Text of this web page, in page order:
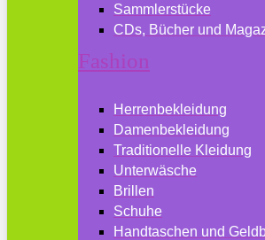
Sammlerstücke
CDs, Bücher und
Fashion
Herrenbekleidung
Damenbekleidung
Traditionelle Kleidung
Unterwäsche
Brillen
Schuhe
Handtaschen und